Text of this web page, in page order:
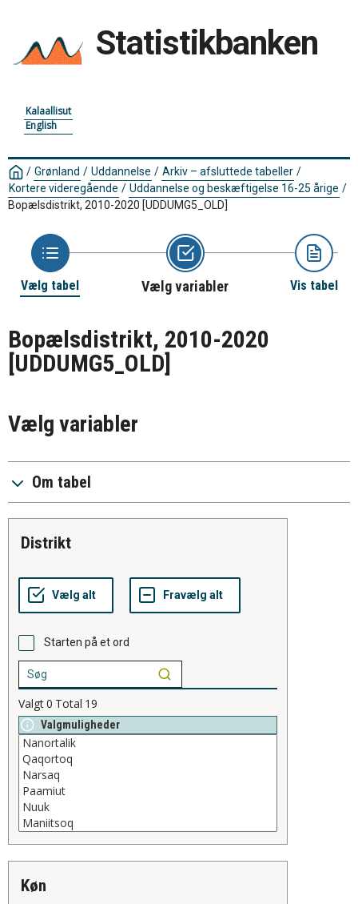
Statistikbanken
Kalaallisut
English
/ Grønland / Uddannelse / Arkiv – afsluttede tabeller /
Kortere videregående / Uddannelse og beskæftigelse 16-25 årige /
Bopælsdistrikt, 2010-2020 [UDDUMG5_OLD]
Vælg tabel Vælg variabler Vis tabel
Bopælsdistrikt, 2010-2020
[UDDUMG5_OLD]
Vælg variabler
Om tabel
distrikt
Starten på et ord
Valgt0 Total 19
Valgmuligheder
køn